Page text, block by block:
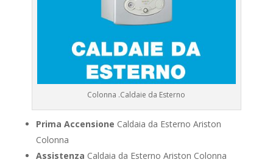
Colonna .Caldaie da Esterno
Prima Accensione Caldaia da Esterno Ariston
Colonna
Assistenza Caldaia da Esterno Ariston Colonna